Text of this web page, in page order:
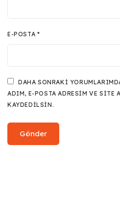
E-POSTA *
DAHA SONRAKI
ADIM, E-POSTA ADRESIM VE SITE
KAYDEDILSIN.